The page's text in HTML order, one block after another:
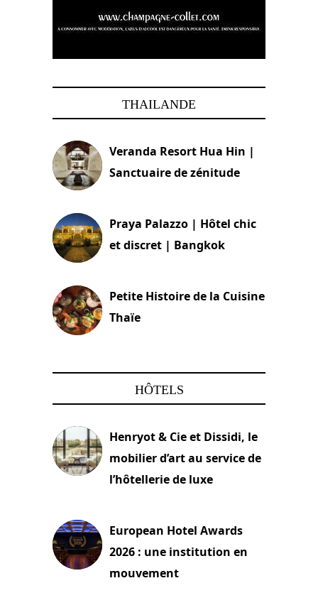
THAILANDE
Veranda Resort Hua Hin |
Sanctuaire de zénitude
Praya Palazzo | Hôtel chic
et discret | Bangkok
Petite Histoire de la Cuisine
Thaïe
HÔTELS
Henryot & Cie et Dissidi, le
mobilier d’art au service de
l’hôtellerie de luxe
European Hotel Awards
2026 : une institution en
mouvement